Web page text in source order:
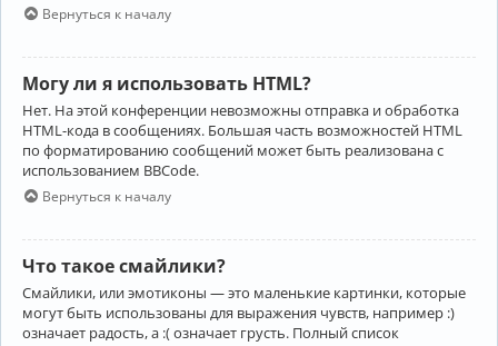
Вернуться к началу
Могу ли я использовать HTML?
Нет. На этой конференции невозможны отправка и обработка
HTML-кода в сообщениях. Большая часть возможностей HTML
по форматированию сообщений может быть реализована с
использованием BBCode.
Вернуться к началу
Что такое смайлики?
Смайлики, или эмотиконы — это маленькие картинки, которые
могут быть использованы для выражения чувств, например :)
означает радость, а :( означает грусть. Полный список